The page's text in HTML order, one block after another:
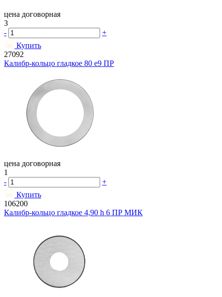
цена договорная
3
-
+
Купить
27092
Калибр-кольцо гладкое 80 e9 ПР
цена договорная
1
-
+
Купить
106200
Калибр-кольцо гладкое 4,90 h 6 ПР МИК